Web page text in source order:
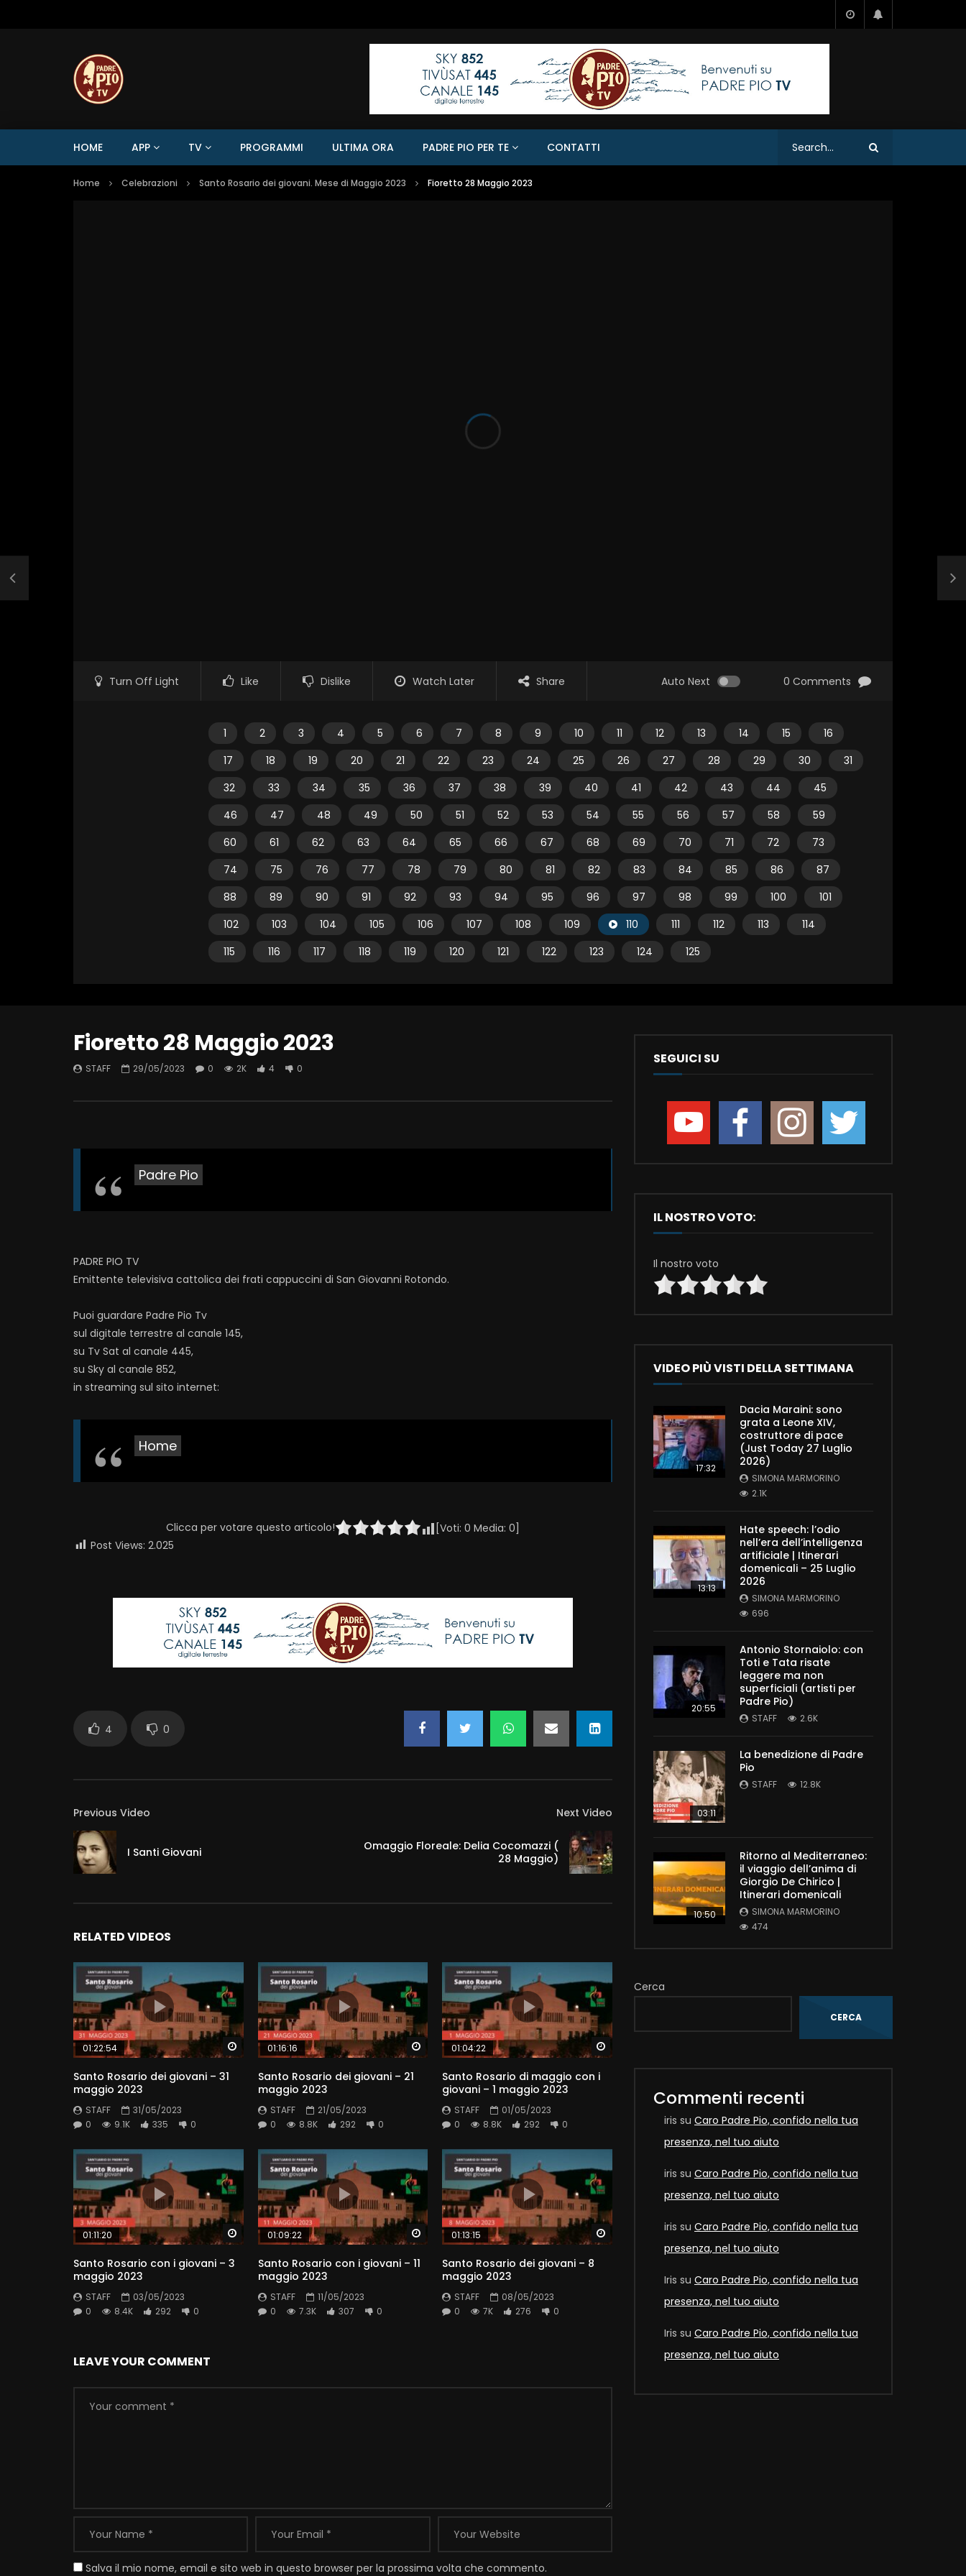
HOME APP TV PROGRAMMI ULTIMA ORA PADRE PIO PER TE CONTATTI
Home Celebrazioni Santo Rosario dei giovani. Mese di Maggio 2023 Fioretto 28 Maggio 2023
Turn Off Light Like Dislike Watch Later Share Auto Next 0 Comments
1 2 3 4 5 6 7 8 9 10 11 12 13 14 15
16
17
18 19 20 21 22 23 24 25 26 27 28 29 30
31
32
33 34 35 36 37 38 39 40 41 42 43 44
45
46
47 48 49 50 51 52 53 54 55 56 57 58
59
60
61 62 63 64 65 66 67 68 69 70 71 72
73
74
75 76 77 78 79 80 81 82 83 84 85 86
87
88
89 90 91 92 93 94 95 96 97 98 99 100
101
102
103 104 105 106 107 108 109 110 111 112 113
114
115
116 117 118 119 120 121 122 123 124 125
Fioretto 28 Maggio 2023
STAFF 29/05/2023 0 2K 4 0
Padre Pio
PADRE PIO TV
Emittente televisiva cattolica dei frati cappuccini di San Giovanni Rotondo.
Puoi guardare Padre Pio Tv
sul digitale terrestre al canale 145,
su Tv Sat al canale 445,
su Sky al canale 852,
in streaming sul sito internet:
Home
Clicca per votare questo articolo! [Voti: 0 Media: 0
Post Views: 2.025
4 0
Previous Video
I Santi Giovani
Next Video
Omaggio Floreale: Delia Cocomazzi (
28 Maggio)
RELATED VIDEOS
Watch Later
01:22:54
Santo Rosario dei giovani – 31
maggio 2023
STAFF
31/05/2023
0
9.1K 335 0
Watch Later
01:16:16
Santo Rosario dei giovani – 21
maggio 2023
STAFF
21/05/2023
0
8.8K 292 0
01:04:22
Santo Rosario di maggio con i
giovani – 1 maggio 2023
STAFF
01/05/2023
0
8.8K 292 0
Watch Later
01:11:20
Santo Rosario con i giovani – 3
maggio 2023
STAFF
03/05/2023
0
8.4K 292 0
Watch Later
01:09:22
Santo Rosario con i giovani – 11
maggio 2023
STAFF
11/05/2023
0
7.3K 307 0
01:13:15
Santo Rosario dei giovani – 8
maggio 2023
STAFF
08/05/2023
0
7K 276 0
LEAVE YOUR COMMENT
Salva il mio nome, email e sito web in questo browser per la prossima volta che commento.
SEGUICI SU
IL NOSTRO VOTO:
Il nostro voto
VIDEO PIÙ VISTI DELLA SETTIMANA
17:32
Dacia Maraini: sono
grata a Leone XIV,
costruttore di pace
(Just Today 27 Luglio
2026)
SIMONA MARMORINO
2.1K
13:13
Hate speech: l’odio
nell’era dell’intelligenza
artificiale | Itinerari
domenicali – 25 Luglio
2026
SIMONA MARMORINO
696
20:55
Antonio Stornaiolo: con
Toti e Tata risate
leggere ma non
superficiali (artisti per
Padre Pio)
STAFF 2.6K
03:11
La benedizione di Padre
Pio
STAFF 12.8K
10:50
Ritorno al Mediterraneo:
il viaggio dell’anima di
Giorgio De Chirico |
Itinerari domenicali
SIMONA MARMORINO
474
Cerca
CERCA
Commenti recenti
iris su Caro Padre Pio, confido nella tua
presenza, nel tuo aiuto
iris su Caro Padre Pio, confido nella tua
presenza, nel tuo aiuto
iris su Caro Padre Pio, confido nella tua
presenza, nel tuo aiuto
Iris su Caro Padre Pio, confido nella tua
presenza, nel tuo aiuto
Iris su Caro Padre Pio, confido nella tua
presenza, nel tuo aiuto